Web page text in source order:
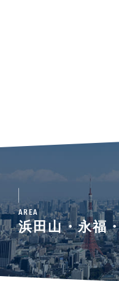
AREA
浜田山・永福